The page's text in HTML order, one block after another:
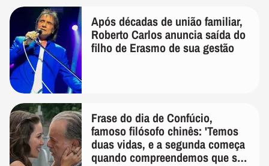
Após décadas de união familiar,
Roberto Carlos anuncia saída do
filho de Erasmo de sua gestão
Frase do dia de Confúcio,
famoso filósofo chinês: 'Temos
duas vidas, e a segunda começa
quando compreendemos que só